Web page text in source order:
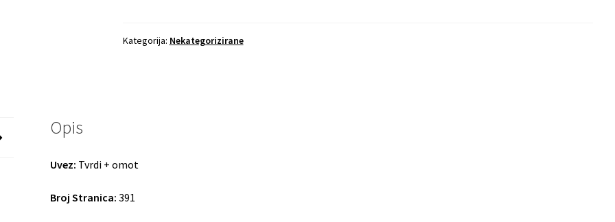
Kategorija: Nekategorizirane
Opis
Uvez: Tvrdi + omot
Broj Stranica: 391